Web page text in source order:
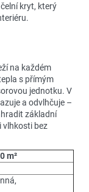
kryt, který
na každém
s přímým
jednotku. V
a odvlhčuje –
základní
vlhkosti bez
m²